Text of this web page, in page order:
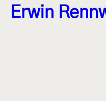
Erwin